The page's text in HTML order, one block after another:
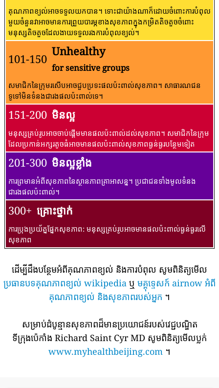
គុណភាពខ្យល់អាចទទួលយកបាន។ ទោះជាយ៉ាងណាក៏ដោយចំពោះការបំពុល
មួយចំនួនវាអាចមានការព្រួយបារម្ភខាងសុខភាពក្នុងកម្រិតតិចតួចចំពោះ
មនុស្សតិចតួចដែលងាយទទួលរងការបំពុលខ្យល់។
101-150
Unhealthy
for sensitive groups
សមាជិកនៃក្រុមរសើបអាចជួបប្រទះផលប៉ះពាល់សុខភាព។ សាធារណជន​
ទូទៅ​មិន​ទំនង​ជា​រង​ផល​ប៉ះពាល់​ទេ។
151-200 មិនល្អ
មនុស្សគ្រប់រូបអាចចាប់ផ្តើមមានផលប៉ះពាល់ដល់សុខភាព។ សមាជិកនៃក្រុម
ដែលប្រកាន់អក្សរតូចធំអាចមានផលប៉ះពាល់សុខភាពធ្ងន់ធ្ងរបន្ថែមទៀត
201-300 មិនល្អខ្លាំង
ការព្រមានអំពីសុខភាពនៃស្ថានភាពគ្រាអាសន្ន។ ប្រជាជនទាំងមូលទំនង
ជារងផលប៉ះពាល់។
300+ គ្រោះថ្នាក់
ការប្រុងប្រយ័ត្នផ្នែកសុខភាព: មនុស្សគ្រប់រូបអាចមានផលប៉ះពាល់ធ្ងន់ធ្ងរលើ
សុខភាព
ដើម្បីដឹងបន្ថែមអំពីគុណភាពខ្យល់ និងការបំពុល សូមពិនិត្យមើល
ប្រធានបទគុណភាពខ្យល់ wikipedia ឬ មគ្គុទ្ទេសក៍ airnow អំពី
គុណភាពខ្យល់ និងសុខភាពរបស់អ្នក ។
សម្រាប់ដំបូន្មានសុខភាពដ៏មានប្រយោជន៍របស់វេជ្ជបណ្ឌិត
ទីក្រុងប៉េកាំង Richard Saint Cyr MD សូមពិនិត្យមើលប្លក់
www.myhealthbeijing.com ។